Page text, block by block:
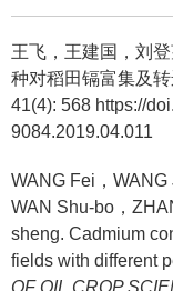
王飞，王建国，刘
种对稻田镉富集及
41(4): 568 https://
9084.2019.04.011
WANG Fei，WANG
WAN Shu-bo，
sheng. Cadmium
fields with different
OF OIL CROP